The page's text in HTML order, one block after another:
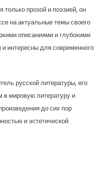
только прозой и поэзией, он
на актуальные темы своего
описаниями и глубокими
интересны для современного
русской литературы, его
в мировую литературу и
до сих пор
и эстетической